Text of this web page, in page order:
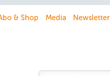
& Shop Media Newsletter